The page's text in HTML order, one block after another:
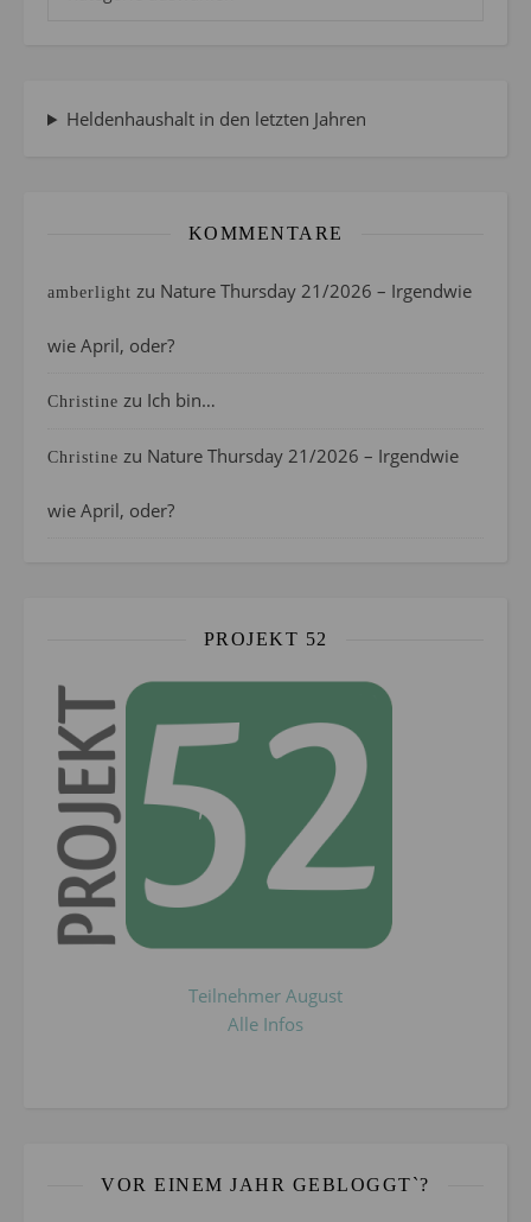
Heldenhaushalt in den letzten Jahren
KOMMENTARE
amberlight zu Nature Thursday 21/2026 – Irgendwie
wie April, oder?
Christine zu Ich bin…
Christine zu Nature Thursday 21/2026 – Irgendwie
wie April, oder?
PROJEKT 52
Teilnehmer August
Alle Infos
VOR EINEM JAHR GEBLOGGT`?